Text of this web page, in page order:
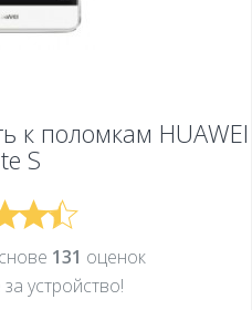
к поломкам HUAWEI
S
131 оценок
устройcтво!